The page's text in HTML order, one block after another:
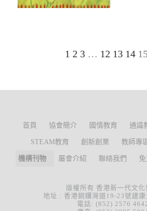
1 2 3 … 12 13 14
首頁 協會簡介 國情教育 通識
STEAM教育 創新創業 教師專
機構刊物 屬會介紹 聯絡我們
版權所有 香港新一代文化
地址 : 香港銅鑼灣道19-23號建
電話: (852) 2576